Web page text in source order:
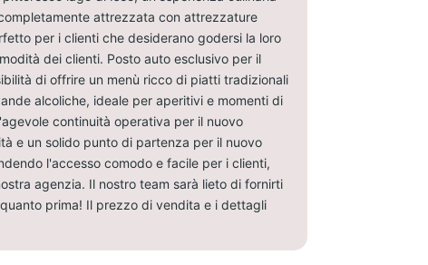
attrezzata con attrezzature
per i clienti che desiderano godersi la loro
dei clienti. Posto auto esclusivo per il
di offrire un menù ricco di piatti tradizionali
alcoliche, ideale per aperitivi e momenti di
continuità operativa per il nuovo
e un solido punto di partenza per il nuovo
l'accesso comodo e facile per i clienti,
agenzia. Il nostro team sarà lieto di fornirti
prima! Il prezzo di vendita e i dettagli